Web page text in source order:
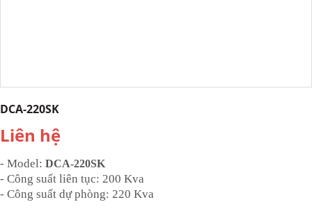
DCA-220SK
Liên hệ
- Model: DCA-220SK
- Công suất liên tục: 200 Kva
- Công suất dự phòng: 220 Kva